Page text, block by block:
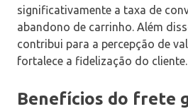
significativamente a taxa de
abandono de carrinho. Além
contribui para a percepção de
fortalece a fidelização do cliente.
Benefícios do frete